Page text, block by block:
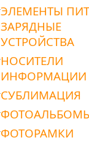
ЭЛЕМЕНТЫ
ЗАРЯДНЫЕ
УСТРОЙСТВА
НОСИТЕЛИ
ИНФОРМАЦИИ
СУБЛИМАЦИЯ
ФОТОРАМКИ